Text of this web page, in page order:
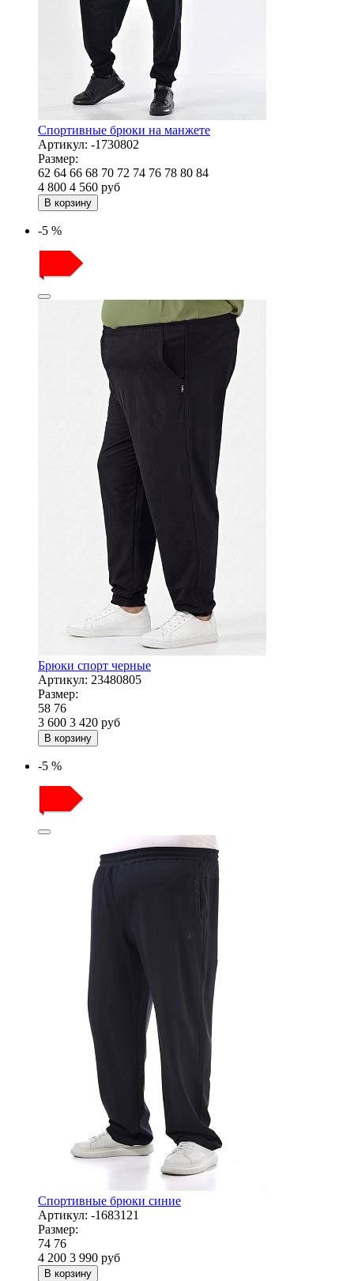
Спортивные брюки на манжете
Артикул: -1730802
Размер:
62 64 66 68 70 72 74 76 78 80 84
4 800 4 560 руб
В корзину
-5 %
Брюки спорт черные
Артикул: 23480805
Размер:
58 76
3 600 3 420 руб
В корзину
-5 %
Спортивные брюки синие
Артикул: -1683121
Размер:
74 76
4 200 3 990 руб
В корзину